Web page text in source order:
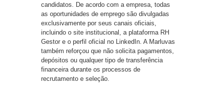
candidatos. De acordo com a empresa, todas
as oportunidades de emprego são divulgadas
exclusivamente por seus canais oficiais,
incluindo o site institucional, a plataforma RH
Gestor e o perfil oficial no LinkedIn. A Marluvas
também reforçou que não solicita pagamentos,
depósitos ou qualquer tipo de transferência
financeira durante os processos de
recrutamento e seleção.